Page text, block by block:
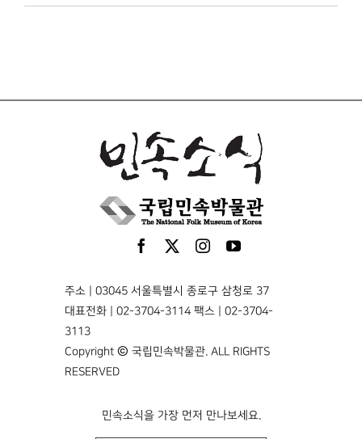
주소 | 03045 서울특별시 종로구 삼청로 37
대표전화 | 02-3704-3114 팩스 | 02-3704-
3113
Copyright © 국립민속박물관. ALL RIGHTS
RESERVED
민속소식을 가장 먼저 만나보세요.